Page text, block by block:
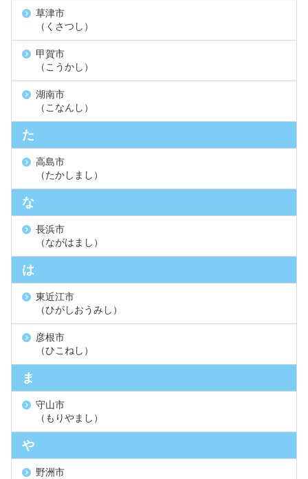
草津市
（くさつし）
甲賀市
（こうかし）
湖南市
（こなんし）
た
高島市
（たかしまし）
な
長浜市
（ながはまし）
は
東近江市
（ひがしおうみし）
彦根市
（ひこねし）
ま
守山市
（もりやまし）
や
野洲市